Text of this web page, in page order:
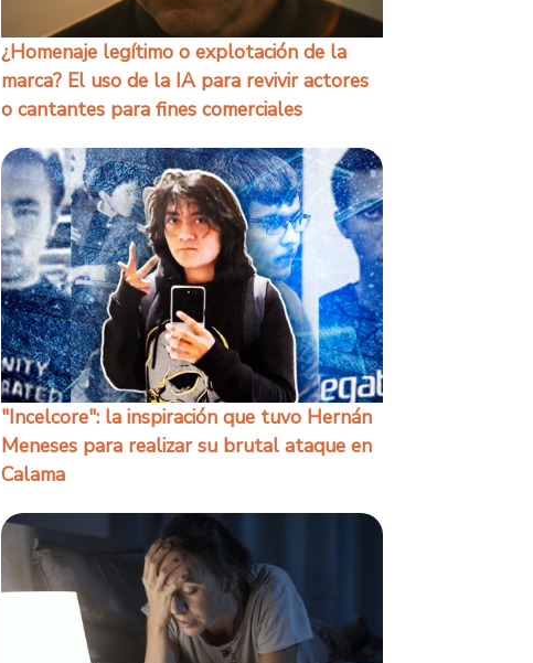
¿Homenaje legítimo o explotación de la
marca? El uso de la IA para revivir actores
o cantantes para fines comerciales
"Incelcore": la inspiración que tuvo Hernán
Meneses para realizar su brutal ataque en
Calama